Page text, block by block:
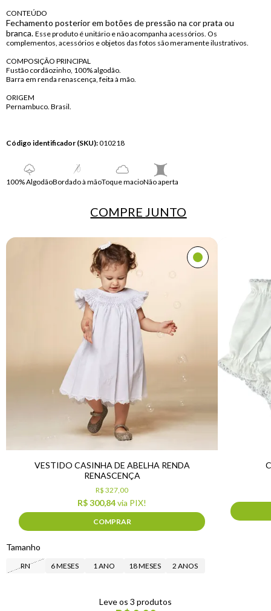
Código identificador (SKU):010218
CONTEÚDO
Fechamento posterior em botões de pressão na cor prata ou
branca. Esse produto é unitário e não acompanha acessórios. Os
complementos, acessórios e objetos das fotos são meramente ilustrativos.
COMPOSIÇÃO PRINCIPAL
Fustão cordãozinho, 100% algodão.
Barra em renda renascença, feita à mão.
ORIGEM
Pernambuco. Brasil.
100% AlgodãoBordado à mãoToque macioNão aperta
COMPREJUNTO
VESTIDO CASINHA DE ABELHA RENDA
RENASCENÇA
R$ 300,84via PIX!
R$ 327,00
COMPRAR
Tamanho
RN 6 MESES 1 ANO 18 MESES 2 ANOS
Leve os 3 produtos